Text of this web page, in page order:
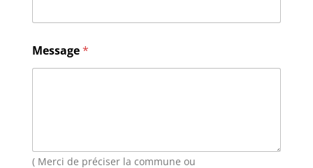
a
e
N
o
i
l
Message*
( Merci de préciser la commune ou